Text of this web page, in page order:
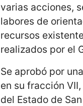
varias acciones,
labores de
recursos
realizados por el
Se aprobó por
en su fracción
del Estado de